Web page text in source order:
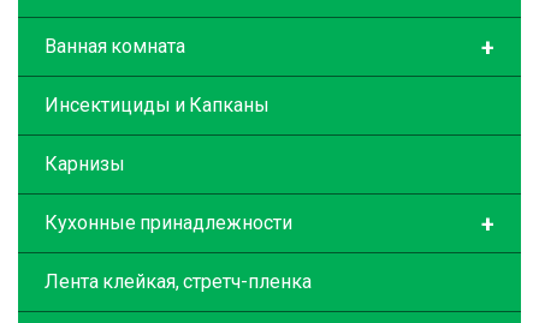
+
Ванная комната
Инсектициды и Капканы
Карнизы
+
Кухонные принадлежности
Лента клейкая, стретч-пленка